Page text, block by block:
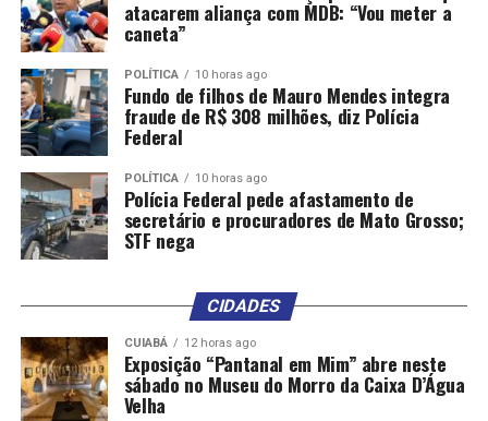
atacarem aliança com MDB: “Vou meter a
caneta”
POLÍTICA 10 horas ago
Fundo de filhos de Mauro Mendes integra
fraude de R$ 308 milhões, diz Polícia
Federal
POLÍTICA 10 horas ago
Polícia Federal pede afastamento de
secretário e procuradores de Mato Grosso;
STF nega
CIDADES
CUIABÁ 12 horas ago
Exposição “Pantanal em Mim” abre neste
sábado no Museu do Morro da Caixa D’Água
Velha